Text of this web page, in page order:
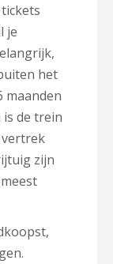
je
het
maanden
de trein
vertrek
zijn